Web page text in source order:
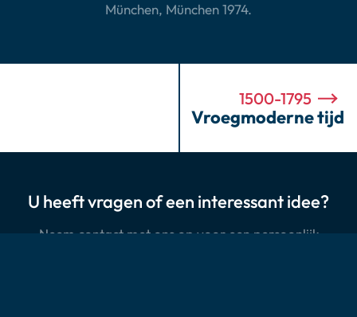
München, München 1974.
1500-1795
Vroegmoderne tijd
U heeft vragen of een interessant idee?
Neem contact met ons op voor een persoonlijk